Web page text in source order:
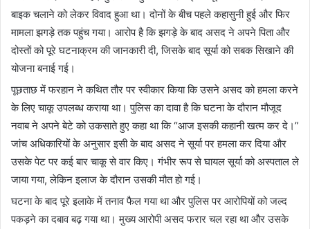
बाइक चलाने को लेकर विवाद हुआ था। दोनों के बीच पहले कहासुनी हुई और फिर
मामला झगड़े तक पहुंच गया। आरोप है कि झगड़े के बाद असद ने अपने पिता और
दोस्तों को पूरे घटनाक्रम की जानकारी दी, जिसके बाद सूर्या को सबक सिखाने की
योजना बनाई गई।
पूछताछ में फरहान ने कथित तौर पर स्वीकार किया कि उसने असद को हमला करने
के लिए चाकू उपलब्ध कराया था। पुलिस का दावा है कि घटना के दौरान मौजूद
नवाब ने अपने बेटे को उकसाते हुए कहा था कि “आज इसकी कहानी खत्म कर दे।”
जांच अधिकारियों के अनुसार इसी के बाद असद ने सूर्या पर हमला कर दिया और
उसके पेट पर कई बार चाकू से वार किए। गंभीर रूप से घायल सूर्या को अस्पताल ले
जाया गया, लेकिन इलाज के दौरान उसकी मौत हो गई।
घटना के बाद पूरे इलाके में तनाव फैल गया था और पुलिस पर आरोपियों को जल्द
पकड़ने का दबाव बढ़ गया था। मुख्य आरोपी असद फरार चल रहा था और उसके